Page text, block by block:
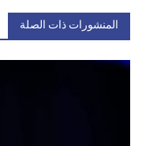
المنشورات ذات الصلة